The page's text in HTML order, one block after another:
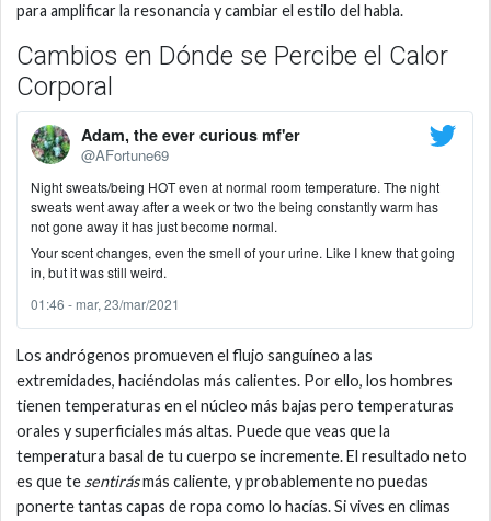
para amplificar la resonancia y cambiar el estilo del habla.
Cambios en Dónde se Percibe el Calor
Corporal
Adam, the ever curious mf'er
@AFortune69
Night sweats/being HOT even at normal room temperature. The night
sweats went away after a week or two the being constantly warm has
not gone away it has just become normal.
Your scent changes, even the smell of your urine. Like I knew that going
in, but it was still weird.
01:46 - mar, 23/mar/2021
Los andrógenos promueven el flujo sanguíneo a las
extremidades, haciéndolas más calientes. Por ello, los hombres
tienen temperaturas en el núcleo más bajas pero temperaturas
orales y superficiales más altas. Puede que veas que la
temperatura basal de tu cuerpo se incremente. El resultado neto
es que te sentirásmás caliente, y probablemente no puedas
ponerte tantas capas de ropa como lo hacías. Si vives en climas